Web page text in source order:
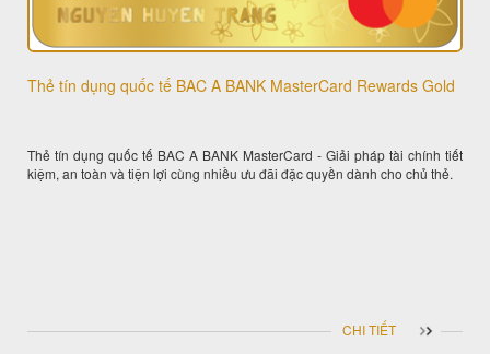
Thẻ tín dụng quốc tế BAC A BANK MasterCard Rewards Gold
Thẻ tín dụng quốc tế BAC A BANK MasterCard - Giải pháp tài chính tiết
kiệm, an toàn và tiện lợi cùng nhiều ưu đãi đặc quyền dành cho chủ thẻ.
CHI TIẾT